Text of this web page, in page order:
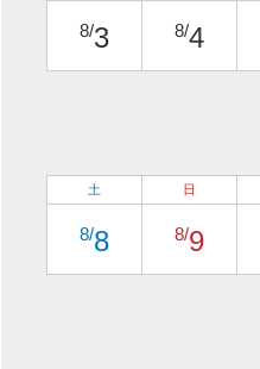
8/3 8/4
土
8/8
日
8/9